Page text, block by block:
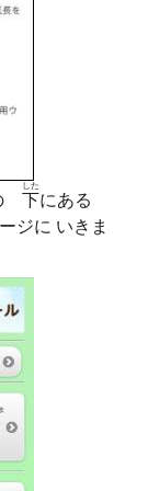
下
した
にある
ジに いきま